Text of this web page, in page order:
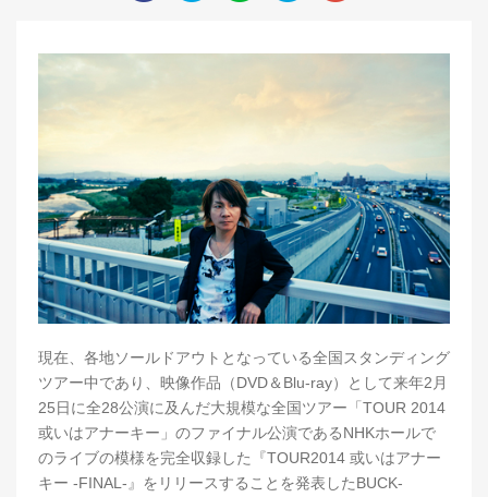
現在、各地ソールドアウトとなっている全国スタンディング
ツアー中であり、映像作品（DVD＆Blu-ray）として来年2月
25日に全28公演に及んだ大規模な全国ツアー「TOUR 2014
或いはアナーキー」のファイナル公演であるNHKホールで
のライブの模様を完全収録した『TOUR2014 或いはアナー
キー -FINAL-』をリリースすることを発表したBUCK-